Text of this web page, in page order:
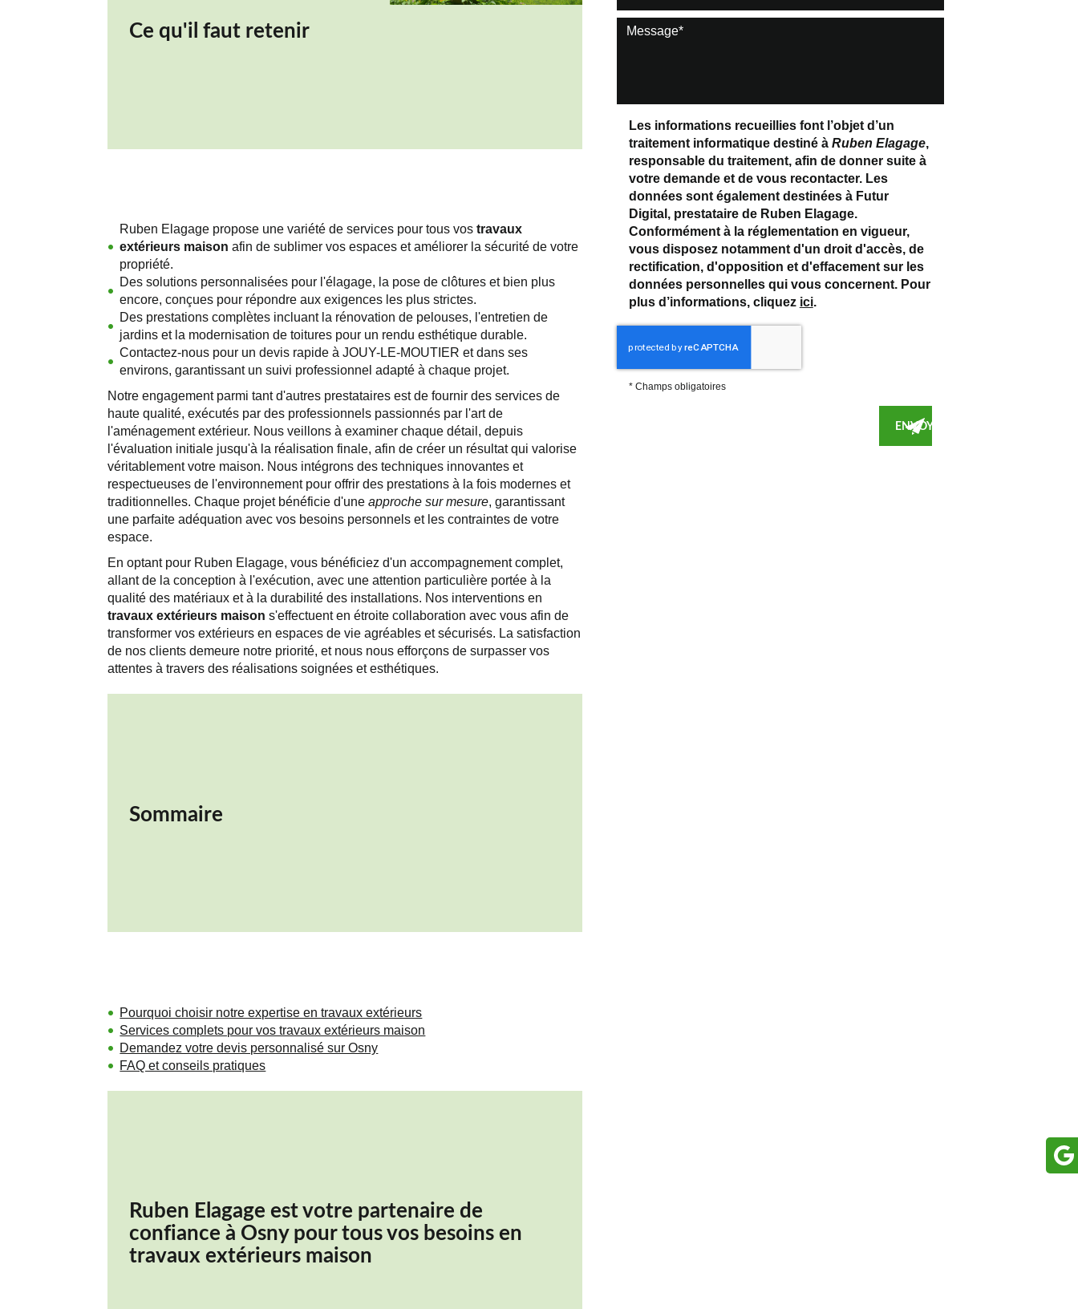
Ce qu'il faut retenir
Ruben Elagage propose une variété de services pour tous vostravaux
extérieurs maison afin de sublimer vos espaces et améliorer la sécurité de votre
propriété.
Des solutions personnalisées pour l'élagage, la pose de clôtures et bien plus
encore, conçues pour répondre aux exigences les plus strictes.
Des prestations complètes incluant la rénovation de pelouses, l'entretien de
jardins et la modernisation de toitures pour un rendu esthétique durable.
Contactez-nous pour un devis rapide à JOUY-LE-MOUTIER et dans ses
environs, garantissant un suivi professionnel adapté à chaque projet.
Notre engagement parmi tant d'autres prestataires est de fournir des services de
haute qualité, exécutés par des professionnels passionnés par l'art de
l'aménagement extérieur. Nous veillons à examiner chaque détail, depuis
l'évaluation initiale jusqu'à la réalisation finale, afin de créer un résultat qui valorise
véritablement votre maison. Nous intégrons des techniques innovantes et
respectueuses de l'environnement pour offrir des prestations à la fois modernes et
traditionnelles. Chaque projet bénéficie d'uneapproche sur mesure, garantissant
une parfaite adéquation avec vos besoins personnels et les contraintes de votre
espace.
En optant pour Ruben Elagage, vous bénéficiez d'un accompagnement complet,
allant de la conception à l'exécution, avec une attention particulière portée à la
qualité des matériaux et à la durabilité des installations. Nos interventions en
travaux extérieurs maison s'effectuent en étroite collaboration avec vous afin de
transformer vos extérieurs en espaces de vie agréables et sécurisés. La satisfaction
de nos clients demeure notre priorité, et nous nous efforçons de surpasser vos
attentes à travers des réalisations soignées et esthétiques.
Sommaire
Pourquoi choisir notre expertise en travaux extérieurs
Services complets pour vos travaux extérieurs maison
Demandez votre devis personnalisé sur Osny
FAQ et conseils pratiques
Ruben Elagage est votre partenaire de
confiance à Osny pour tous vos besoins en
travaux extérieurs maison
Les informations recueillies font l’objet d’un
traitement informatique destiné àRuben Elagage,
responsable du traitement, afin de donner suite à
votre demande et de vous recontacter. Les
données sont également destinées à Futur
Digital, prestataire de Ruben Elagage.
Conformément à la réglementation en vigueur,
vous disposez notamment d'un droit d'accès, de
rectification, d'opposition et d'effacement sur les
données personnelles qui vous concernent. Pour
plus d’informations, cliquez ici.
* Champs obligatoires